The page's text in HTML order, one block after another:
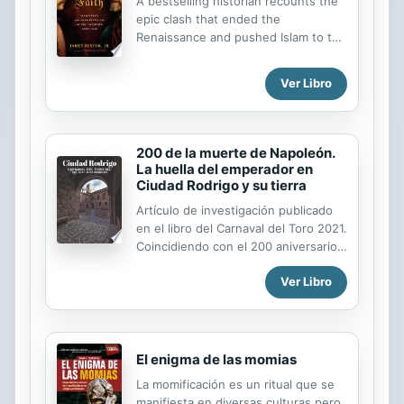
epic clash that ended the
Renaissance and pushed Islam to the
and Dogs of God, James Reston, Jr.,
brought two epochal events in the
struggle between Islam and
understand the roots of the
present-day conflict. With his
unwavering eye for detail, Reston
that examines a pivotal period in that
centuries- long war, which found
Europe at its most vulnerable and
Islam on the attack. This saga of
colliding worlds is propelled by two
astonishing young...
Ver Libro
200 de la muerte de Napoleón.
La huella del emperador en
Ciudad Rodrigo y su tierra
Artículo de investigación publicado
en el libro del Carnaval del Toro 2021.
Coincidiendo con el 200 aniversario
de la muerte del emperador
Napoleón, en este artículo se relata
la estancia de tropas napoleónicas
1801.
Ver Libro
El enigma de las momias
La momificación es un ritual que se